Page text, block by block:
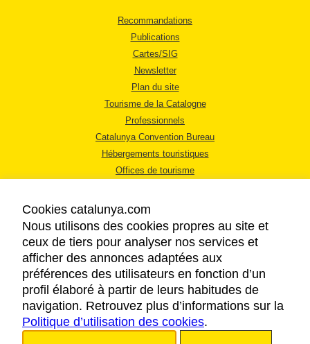
Recommandations
Publications
Cartes/SIG
Newsletter
Plan du site
Tourisme de la Catalogne
Professionnels
Catalunya Convention Bureau
Hébergements touristiques
Offices de tourisme
MENTIONS LÉGALES
RÈGLES DE CONFIDENTIALITÉ
COOKIES
ACCESSIBILITÉ
Cookies catalunya.com
Nous utilisons des cookies propres au site et
ceux de tiers pour analyser nos services et
afficher des annonces adaptées aux
préférences des utilisateurs en fonction d’un
profil élaboré à partir de leurs habitudes de
navigation. Retrouvez plus d’informations sur la
Politique d’utilisation des cookies.